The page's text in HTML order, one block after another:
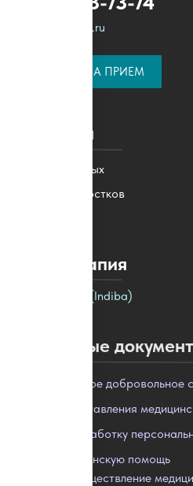
Остеопатия
Нормативные
Текар - терапия
Для новорожденных
Информированное добровольное
Для детей и подростков
Терапия Индиба (Indiba)
Согласие на обработку
Правила предоставления
Право на медицинскую помощь
Лицензия на осуществление
order@qualis-vita.ru
ЗАПИСАТЬСЯ НА ПРИЕМ